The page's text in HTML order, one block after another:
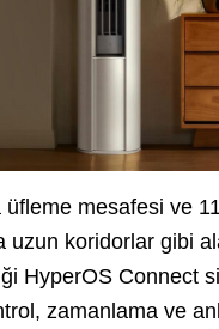
mesafesi ve
uzun koridorlar gibi
HyperOS Connect
zamanlama ve